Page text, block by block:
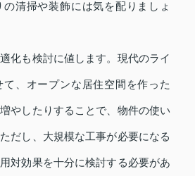
清掃や装飾には気を配りましょ
化も検討に値します。現代のライ
、オープンな居住空間を作った
やしたりすることで、物件の使い
だし、大規模な工事が必要になる
対効果を十分に検討する必要があ